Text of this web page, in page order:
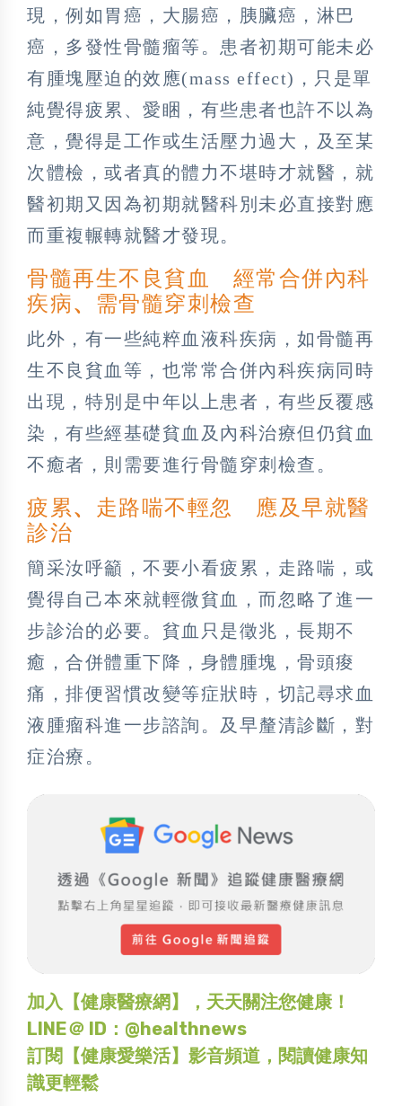
現，例如胃癌，大腸癌，胰臟癌，淋巴
癌，多發性骨髓瘤等。患者初期可能未必
有腫塊壓迫的效應(mass effect)，只是單
純覺得疲累、愛睏，有些患者也許不以為
意，覺得是工作或生活壓力過大，及至某
次體檢，或者真的體力不堪時才就醫，就
醫初期又因為初期就醫科別未必直接對應
而重複輾轉就醫才發現。
骨髓再生不良貧血 經常合併內科
疾病、 需骨髓穿刺檢查
此外，有一些純粹血液科疾病，如骨髓再
生不良貧血等，也常常合併內科疾病同時
出現，特別是中年以上患者，有些反覆感
染，有些經基礎貧血及內科治療但仍貧血
不癒者，則需要進行骨髓穿刺檢查。
疲累、 走路喘不輕忽 應及早就醫
診治
簡采汝呼籲，不要小看疲累，走路喘，或
覺得自己本來就輕微貧血，而忽略了進一
步診治的必要。貧血只是徵兆，長期不
癒，合併體重下降，身體腫塊，骨頭痠
痛，排便習慣改變等症狀時，切記尋求血
液腫瘤科進一步諮詢。及早釐清診斷，對
症治療。
加入【健康醫療網】，天天關注您健康！
LINE＠ ID：@healthnews
訂閱【健康愛樂活】影音頻道，閱讀健康知
識更輕鬆